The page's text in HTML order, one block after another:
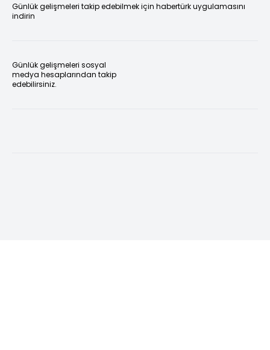
Günlük gelişmeleri takip edebilmek için habertürk uygulamasını
indirin
Günlük gelişmeleri sosyal
medya hesaplarından takip
edebilirsiniz.